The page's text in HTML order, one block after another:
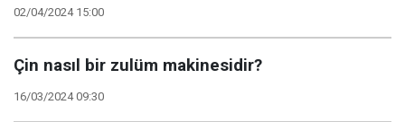
02/04/2024 15:00
Çin nasıl bir zulüm makinesidir?
16/03/2024 09:30